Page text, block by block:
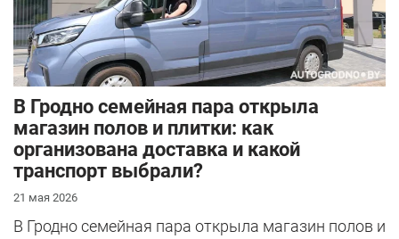
В Гродно семейная пара открыла
магазин полов и плитки: как
организована доставка и какой
транспорт выбрали?
21 мая 2026
В Гродно семейная пара открыла магазин полов и